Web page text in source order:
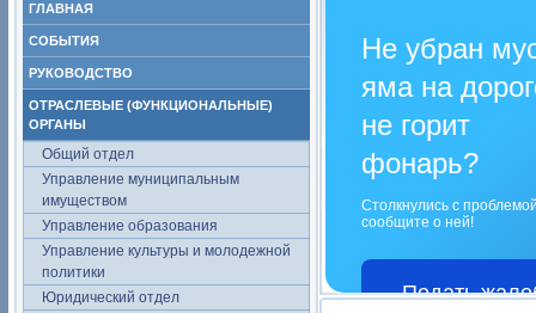
ГЛАВНАЯ
СОБЫТИЯ
РУКОВОДСТВО
ОТРАСЛЕВЫЕ (ФУНКЦИОНАЛЬНЫЕ)
ОРГАНЫ
Общий отдел
Управление муниципальным
имуществом
Управление образования
Управление культуры и молодежной
политики
Юридический отдел
Не убран
яма на
не горит
фонарь?
Столкнулись с
сообщите о ней!
Подать